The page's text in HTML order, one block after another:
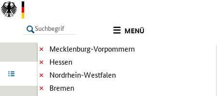
MENÜ
LISTE
Mecklenburg-Vorpommern
Hessen
Nordrhein-Westfalen
Bremen